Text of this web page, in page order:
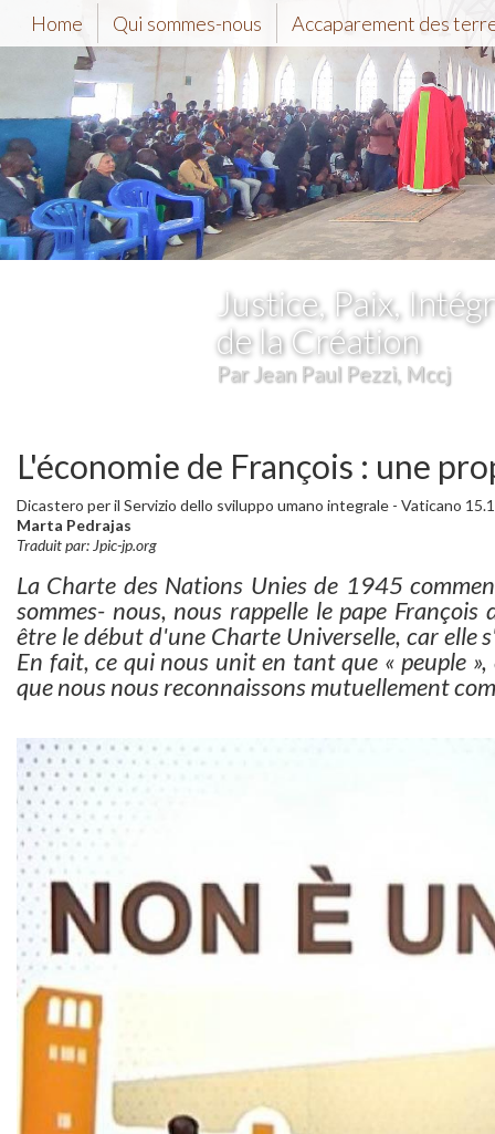
Home Qui sommes-nous Accaparement des
Justice, Paix,
de la Création
Par Jean Paul Pezzi, Mccj
L'économie de François : une
Dicastero per il Servizio dello sviluppo umano integrale - Vaticano
Marta Pedrajas
Traduit par: Jpic-jp.org
La Charte des Nations Unies de 1945
sommes- nous, nous rappelle le pape
être le début d'une Charte Universelle, car elle
En fait, ce qui nous unit en tant que « peuple
que nous nous reconnaissons mutuellement